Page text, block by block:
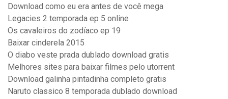
Download como eu era antes de você mega
Legacies 2 temporada ep 5 online
Os cavaleiros do zodíaco ep 19
Baixar cinderela 2015
O diabo veste prada dublado download gratis
Melhores sites para baixar filmes pelo utorrent
Download galinha pintadinha completo gratis
Naruto classico 8 temporada dublado download